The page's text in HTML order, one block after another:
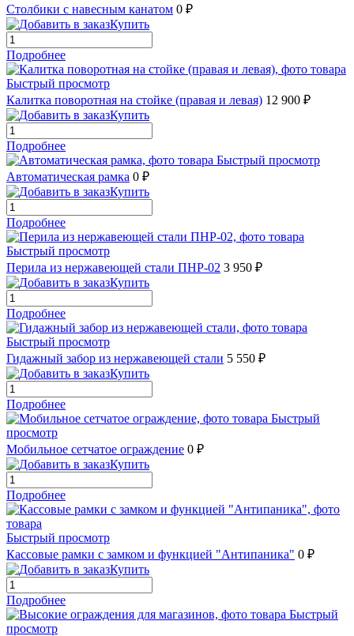
Столбики с навесным канатом 0 ₽
Купить
Подробнее
Быстрый просмотр
Калитка поворотная на стойке (правая и левая) 12 900 ₽
Купить
Подробнее
Быстрый просмотр
Автоматическая рамка 0 ₽
Купить
Подробнее
Быстрый просмотр
Перила из нержавеющей стали ПНР-02 3 950 ₽
Купить
Подробнее
Быстрый просмотр
Гидажный забор из нержавеющей стали 5 550 ₽
Купить
Подробнее
Быстрый
просмотр
Мобильное сетчатое ограждение 0 ₽
Купить
Подробнее
Быстрый просмотр
Кассовые рамки с замком и функцией "Антипаника" 0 ₽
Купить
Подробнее
Быстрый
просмотр